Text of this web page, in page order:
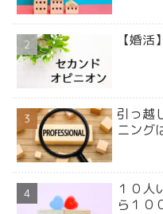
【婚
引っ越
ニング
１０人
ら１０